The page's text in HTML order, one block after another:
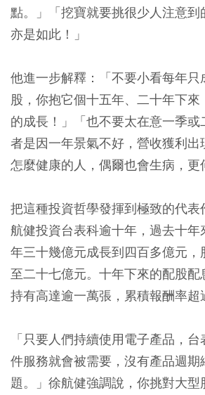
點。」「挖寶就要挑很少人注意到
亦是如此！」
他進一步解釋：「不要小看每年只
股，你抱它個十五年、二十年下來
的成長！」「也不要太在意一季或
者是因一年景氣不好，營收獲利
怎麼健康的人，偶爾也會生病，更
把這種投資哲學發揮到極致的代表
航健投資台表科逾十年，過去十
年三十幾億元成長到四百多億元
至二十七億元。十年下來的配股配
持有高達逾一萬張，累積報酬率
「只要人們持續使用電子產品，
件服務就會被需要，沒有產品週期
題。」徐航健強調說，你挑對大型